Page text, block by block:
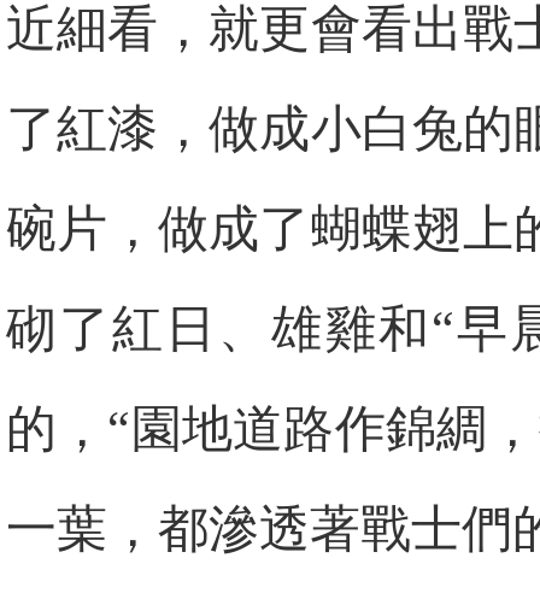
近細看，就更會看出戰
了紅漆，做成小白兔的
碗片，做成了蝴蝶翅上
砌了紅日、雄雞和“早
的，“園地道路作錦綢
一葉，都滲透著戰士們